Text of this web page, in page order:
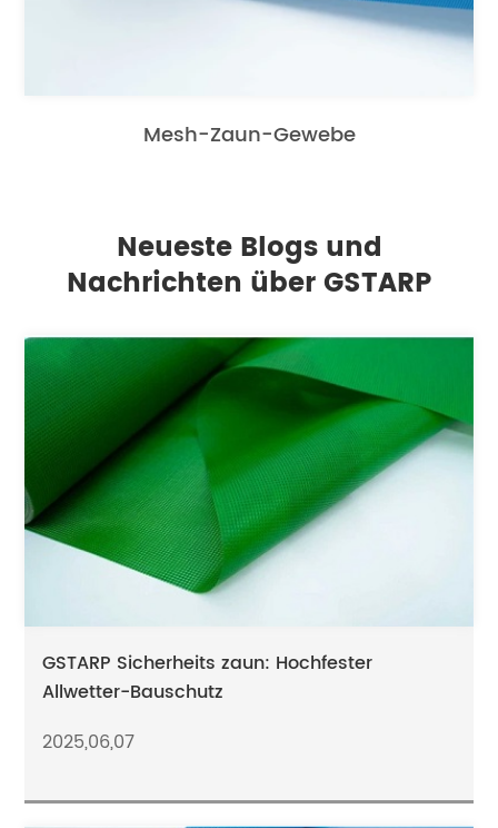
Mesh-Zaun-Gewebe
Neueste Blogs und
Nachrichten über GSTARP
GSTARP Sicherheits zaun: Hochfester
Allwetter-Bauschutz
2025,06,07